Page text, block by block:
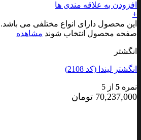
افزودن به علاقه مندی ها
+
این محصول دارای انواع مختلفی می
صفحه محصول انتخاب شوند مشاهده
انگشتر
انگشتر لیندا (کد 2108)
نمره 5 از 5
70,237,000 تومان